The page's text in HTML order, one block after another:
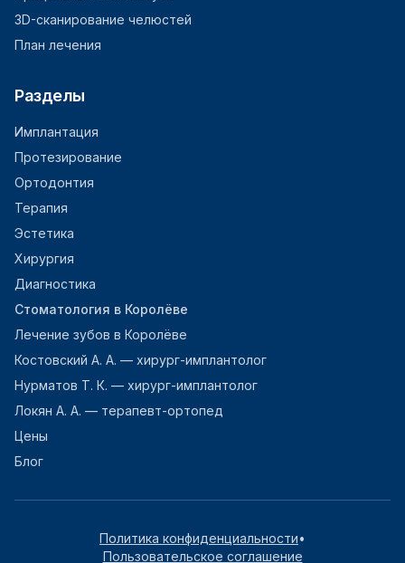
3D-сканирование челюстей
План лечения
Разделы
Имплантация
Протезирование
Ортодонтия
Терапия
Эстетика
Хирургия
Диагностика
Стоматология в Королёве
Лечение зубов в Королёве
Костовский А. А. — хирург-имплантолог
Нурматов Т. К. — хирург-имплантолог
Локян А. А. — терапевт-ортопед
Цены
Блог
Политика конфиденциальности•
Пользовательское соглашение